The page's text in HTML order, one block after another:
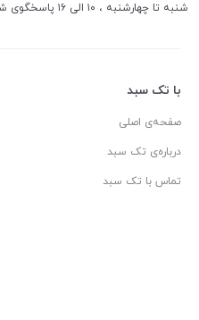
شنبه تا چهارشنبه ، ۱۰ الی ۱۶ پاسخگوی شما هستیم
با تک سبد
صفحه‌ی اصلی
درباره‌ی تک سبد
تماس با تک سبد